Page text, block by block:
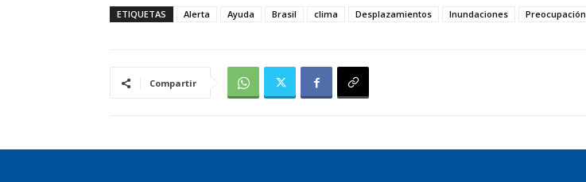
ETIQUETAS Alerta Ayuda Brasil clima Desplazamientos Inundaciones Preocupación
Compartir